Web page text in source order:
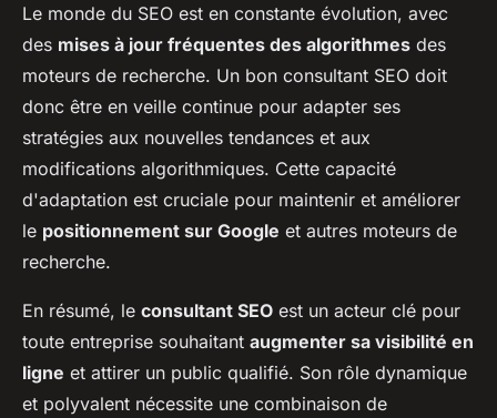
Le monde du SEO est en constante évolution, avec
des mises à jour fréquentes des algorithmes des
moteurs de recherche. Un bon consultant SEO doit
donc être en veille continue pour adapter ses
stratégies aux nouvelles tendances et aux
modifications algorithmiques. Cette capacité
d'adaptation est cruciale pour maintenir et améliorer
le positionnement sur Google et autres moteurs de
recherche.
En résumé, le consultant SEO est un acteur clé pour
toute entreprise souhaitant augmenter sa visibilité en
ligne et attirer un public qualifié. Son rôle dynamique
et polyvalent nécessite une combinaison de